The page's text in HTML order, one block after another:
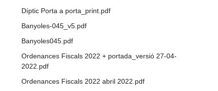
Díptic Porta a porta_print.pdf
Banyoles-045_v5.pdf
Banyoles045.pdf
Ordenances Fiscals 2022 + portada_versió 27-04-
2022.pdf
Ordenances Fiscals 2022 abril 2022.pdf